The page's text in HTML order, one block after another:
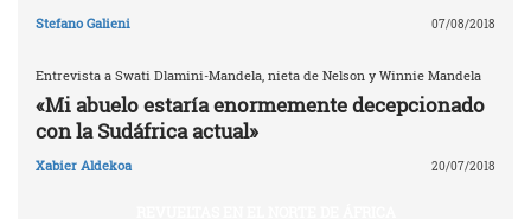
Stefano Galieni 07/08/2018
Entrevista a Swati Dlamini-Mandela, nieta de Nelson y Winnie Mandela
«Mi abuelo estaría enormemente decepcionado
con la Sudáfrica actual»
Xabier Aldekoa 20/07/2018